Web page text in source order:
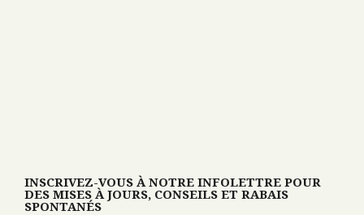
INSCRIVEZ-VOUS À NOTRE INFOLETTRE POUR
DES MISES À JOURS, CONSEILS ET RABAIS
SPONTANÉS